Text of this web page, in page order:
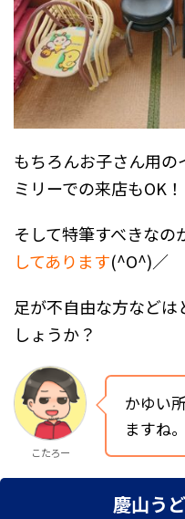
もちろんお子さん用の
ミリーでの来店もOK！
そして特筆すべきなの
してあります(^O^)／
足が不自由な方など
しょうか？
こたろー
かゆい
ますね。
慶山う